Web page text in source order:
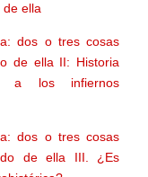
ella
dos o tres cosas
de ella II: Historia
a los infiernos
dos o tres cosas
de ella III. ¿Es